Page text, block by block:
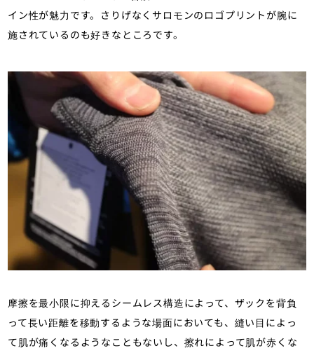
イン性が魅力です。さりげなくサロモンのロゴプリントが腕に
施されているのも好きなところです。
摩擦を最小限に抑えるシームレス構造によって、ザックを背負
って長い距離を移動するような場面においても、縫い目によっ
て肌が痛くなるようなこともないし、擦れによって肌が赤くな